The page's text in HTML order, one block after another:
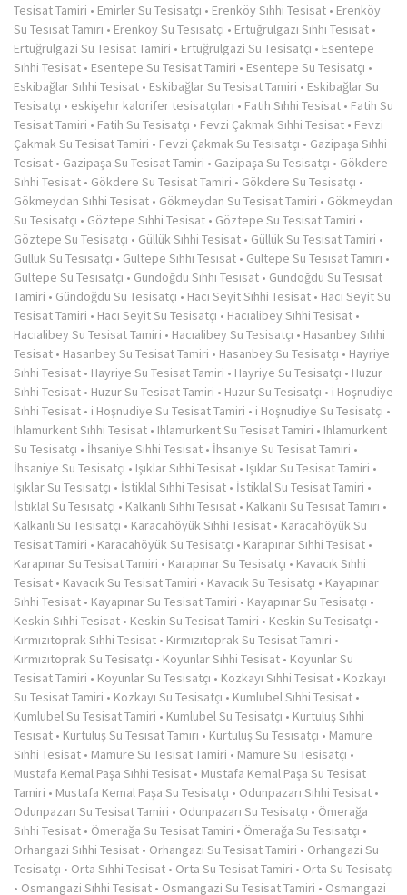
Tesisat Tamiri • Emirler Su Tesisatçı • Erenköy Sıhhi Tesisat • Erenköy
Su Tesisat Tamiri • Erenköy Su Tesisatçı • Ertuğrulgazi Sıhhi Tesisat •
Ertuğrulgazi Su Tesisat Tamiri • Ertuğrulgazi Su Tesisatçı • Esentepe
Sıhhi Tesisat • Esentepe Su Tesisat Tamiri • Esentepe Su Tesisatçı •
Eskibağlar Sıhhi Tesisat • Eskibağlar Su Tesisat Tamiri • Eskibağlar Su
Tesisatçı • eskişehir kalorifer tesisatçıları • Fatih Sıhhi Tesisat • Fatih Su
Tesisat Tamiri • Fatih Su Tesisatçı • Fevzi Çakmak Sıhhi Tesisat • Fevzi
Çakmak Su Tesisat Tamiri • Fevzi Çakmak Su Tesisatçı • Gazipaşa Sıhhi
Tesisat • Gazipaşa Su Tesisat Tamiri • Gazipaşa Su Tesisatçı • Gökdere
Sıhhi Tesisat • Gökdere Su Tesisat Tamiri • Gökdere Su Tesisatçı •
Gökmeydan Sıhhi Tesisat • Gökmeydan Su Tesisat Tamiri • Gökmeydan
Su Tesisatçı • Göztepe Sıhhi Tesisat • Göztepe Su Tesisat Tamiri •
Göztepe Su Tesisatçı • Güllük Sıhhi Tesisat • Güllük Su Tesisat Tamiri •
Güllük Su Tesisatçı • Gültepe Sıhhi Tesisat • Gültepe Su Tesisat Tamiri •
Gültepe Su Tesisatçı • Gündoğdu Sıhhi Tesisat • Gündoğdu Su Tesisat
Tamiri • Gündoğdu Su Tesisatçı • Hacı Seyit Sıhhi Tesisat • Hacı Seyit Su
Tesisat Tamiri • Hacı Seyit Su Tesisatçı • Hacıalibey Sıhhi Tesisat •
Hacıalibey Su Tesisat Tamiri • Hacıalibey Su Tesisatçı • Hasanbey Sıhhi
Tesisat • Hasanbey Su Tesisat Tamiri • Hasanbey Su Tesisatçı • Hayriye
Sıhhi Tesisat • Hayriye Su Tesisat Tamiri • Hayriye Su Tesisatçı • Huzur
Sıhhi Tesisat • Huzur Su Tesisat Tamiri • Huzur Su Tesisatçı • i Hoşnudiye
Sıhhi Tesisat • i Hoşnudiye Su Tesisat Tamiri • i Hoşnudiye Su Tesisatçı •
Ihlamurkent Sıhhi Tesisat • Ihlamurkent Su Tesisat Tamiri • Ihlamurkent
Su Tesisatçı • İhsaniye Sıhhi Tesisat • İhsaniye Su Tesisat Tamiri •
İhsaniye Su Tesisatçı • Işıklar Sıhhi Tesisat • Işıklar Su Tesisat Tamiri •
Işıklar Su Tesisatçı • İstiklal Sıhhi Tesisat • İstiklal Su Tesisat Tamiri •
İstiklal Su Tesisatçı • Kalkanlı Sıhhi Tesisat • Kalkanlı Su Tesisat Tamiri •
Kalkanlı Su Tesisatçı • Karacahöyük Sıhhi Tesisat • Karacahöyük Su
Tesisat Tamiri • Karacahöyük Su Tesisatçı • Karapınar Sıhhi Tesisat •
Karapınar Su Tesisat Tamiri • Karapınar Su Tesisatçı • Kavacık Sıhhi
Tesisat • Kavacık Su Tesisat Tamiri • Kavacık Su Tesisatçı • Kayapınar
Sıhhi Tesisat • Kayapınar Su Tesisat Tamiri • Kayapınar Su Tesisatçı •
Keskin Sıhhi Tesisat • Keskin Su Tesisat Tamiri • Keskin Su Tesisatçı •
Kırmızıtoprak Sıhhi Tesisat • Kırmızıtoprak Su Tesisat Tamiri •
Kırmızıtoprak Su Tesisatçı • Koyunlar Sıhhi Tesisat • Koyunlar Su
Tesisat Tamiri • Koyunlar Su Tesisatçı • Kozkayı Sıhhi Tesisat • Kozkayı
Su Tesisat Tamiri • Kozkayı Su Tesisatçı • Kumlubel Sıhhi Tesisat •
Kumlubel Su Tesisat Tamiri • Kumlubel Su Tesisatçı • Kurtuluş Sıhhi
Tesisat • Kurtuluş Su Tesisat Tamiri • Kurtuluş Su Tesisatçı • Mamure
Sıhhi Tesisat • Mamure Su Tesisat Tamiri • Mamure Su Tesisatçı •
Mustafa Kemal Paşa Sıhhi Tesisat • Mustafa Kemal Paşa Su Tesisat
Tamiri • Mustafa Kemal Paşa Su Tesisatçı • Odunpazarı Sıhhi Tesisat •
Odunpazarı Su Tesisat Tamiri • Odunpazarı Su Tesisatçı • Ömerağa
Sıhhi Tesisat • Ömerağa Su Tesisat Tamiri • Ömerağa Su Tesisatçı •
Orhangazi Sıhhi Tesisat • Orhangazi Su Tesisat Tamiri • Orhangazi Su
Tesisatçı • Orta Sıhhi Tesisat • Orta Su Tesisat Tamiri • Orta Su Tesisatçı
• Osmangazi Sıhhi Tesisat • Osmangazi Su Tesisat Tamiri • Osmangazi